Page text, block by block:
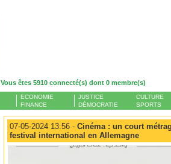
Vous êtes 5910 connecté(s) dont 0 membre(s)
ECONOMIE
FINANCE
JUSTICE
DÉMOCRATIE
CULTURE
SPORTS
07-05-2024 13:56 - Cinéma : un court
festival international en Allemagne